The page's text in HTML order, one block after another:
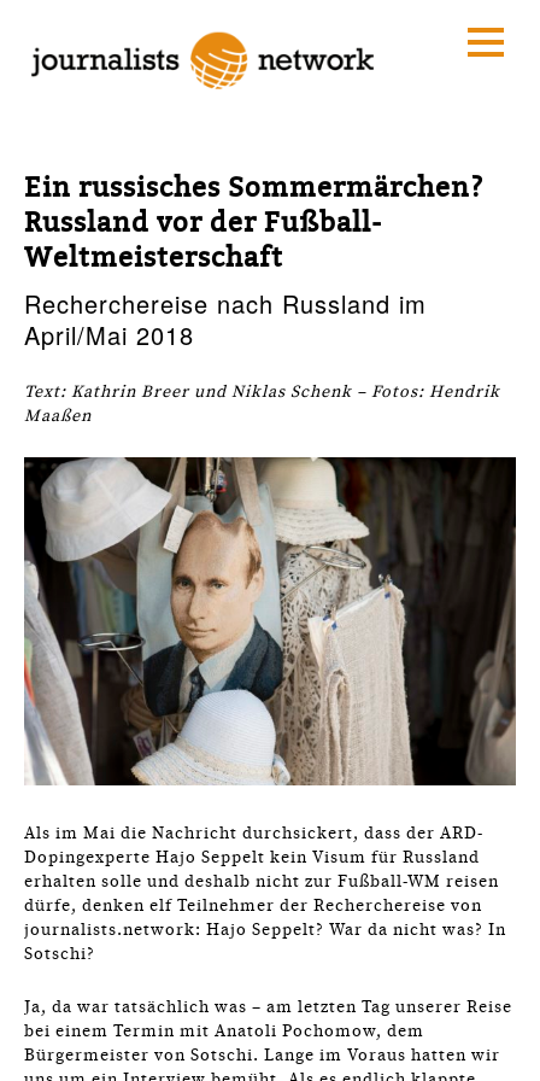
Ein russisches Sommermärchen?
Russland vor der Fußball-
Weltmeisterschaft
Recherchereise nach Russland im
April/Mai 2018
Text: Kathrin Breer und Niklas Schenk – Fotos: Hendrik
Maaßen
Als im Mai die Nachricht durchsickert, dass der ARD-
Dopingexperte Hajo Seppelt kein Visum für Russland
erhalten solle und deshalb nicht zur Fußball-WM reisen
dürfe, denken elf Teilnehmer der Recherchereise von
journalists.network: Hajo Seppelt? War da nicht was? In
Sotschi?
Ja, da war tatsächlich was – am letzten Tag unserer Reise
bei einem Termin mit Anatoli Pochomow, dem
Bürgermeister von Sotschi. Lange im Voraus hatten wir